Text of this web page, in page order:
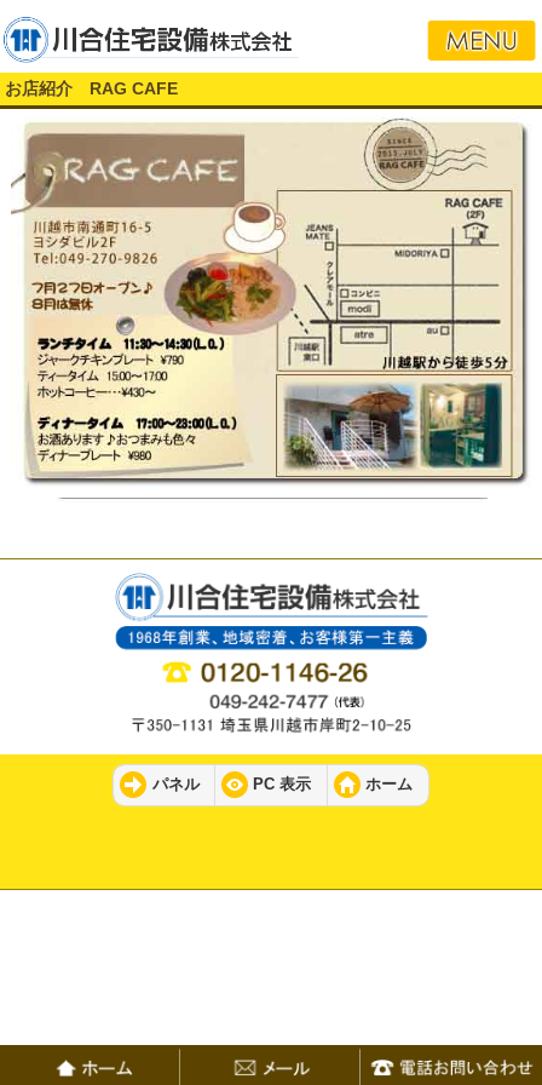
お店紹介 RAG CAFE
パネル PC 表示 ホーム